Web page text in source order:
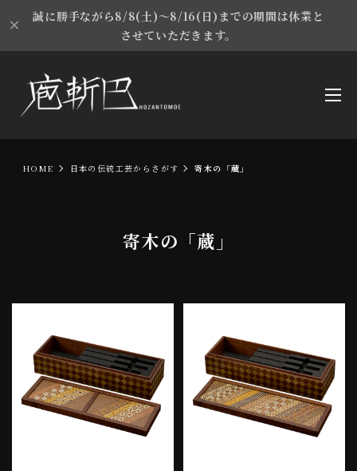
誠に勝手ながら8/8(土)～8/16(日)までの期間は休業と
させていただきます。
HOME 日本の伝統工芸からさがす 寄木の「蔵」
寄木の「蔵」